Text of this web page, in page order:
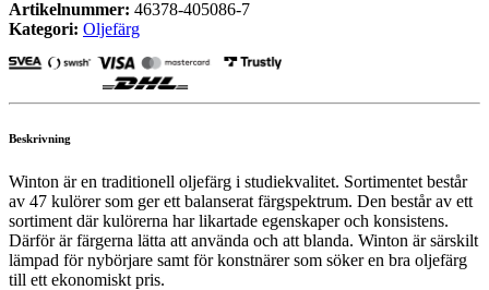
Artikelnummer: 46378-405086-7
Kategori: Oljefärg
Beskrivning
Winton är en traditionell oljefärg i studiekvalitet. Sortimentet består
av 47 kulörer som ger ett balanserat färgspektrum. Den består av ett
sortiment där kulörerna har likartade egenskaper och konsistens.
Därför är färgerna lätta att använda och att blanda. Winton är särskilt
lämpad för nybörjare samt för konstnärer som söker en bra oljefärg
till ett ekonomiskt pris.